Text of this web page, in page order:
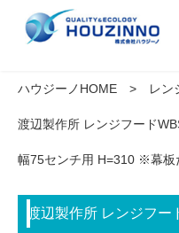
ハウジーノHOME レン
渡辺製作所 レンジフード
幅75センチ用 H=310 ※幕板
渡辺製作所 レンジフ